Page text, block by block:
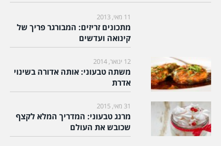
11 מאי, 2013
מתכונים זריזים: המבורגר פריך של
קינואה ועדשים
12 ינואר, 2014
משתה טבעוני: אותה אדורה בשינוי
אדרת
31 מאי, 2015
מרנג טבעוני: המדריך המלא לקצף
שכובש את העולם